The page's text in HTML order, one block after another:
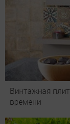
Винтажная
времени